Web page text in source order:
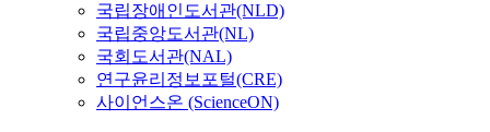
국립장애인도서관(NLD)
국립중앙도서관(NL)
국회도서관(NAL)
연구윤리정보포털(CRE)
사이언스온 (ScienceON)